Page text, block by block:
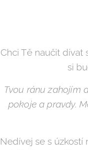
Chci Tě naučit dívat
si
Tvou ránu zahojím
pokoje a pravdy.
Nedívej se s úzkostí